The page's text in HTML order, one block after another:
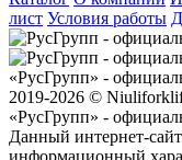
лист Условия работы
«РусГрупп» -
2019-2026 ©
«РусГрупп» -
Данный интернет-
информационный